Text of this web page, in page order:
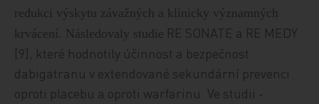
redukci výskytu závažných a klinicky významných
krvácení. Následovaly studie ­RE SONATE a RE MEDY
[9], které hodnotily účinnost a bezpečnost
dabigatranu v extendované sekundární pre­ven­ci
oproti placebu a oproti warfarinu. Ve studii ­